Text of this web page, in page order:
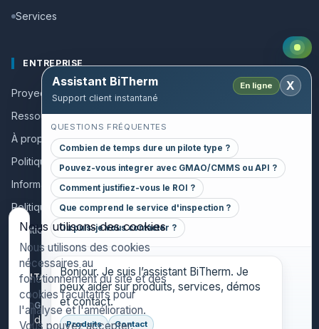
Services
ENTREPRISE
Proyectos de success
Ressources et guides
À propos
Politique qualité
Informations collaborateurs
Politique de confidentialité
Mentions légales
CONTACT
GENERAL INQUIRIES
danthony@bitherm.com
Assistant BiTherm
Support client instantané
En ligne X
QUESTIONS FRÉQUENTES
Combien de temps dure un pilote type ?
Pouvez-vous integrer avec GMAO/CMMS ou API ?
Comment justifiez-vous le ROI ?
Que comprend le service d'inspection ?
Ou puis-je vous contacter ?
Bonjour. Je suis l’assistant BiTherm. Je
peux aider sur produits, services, démos
et contact.
Produits Contact
Nous utilisons des cookies
Nous utilisons des cookies
nécessaires au
fonctionnement du site et des
cookies facultatifs pour
l'analyse et l'amélioration.
Vous pouvez accepter,